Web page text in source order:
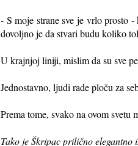
- S moje strane sve je vrlo prosto -
dovoljno je da stvari budu koliko
U krajnjoj liniji, mislim da su sve
Jednostavno, ljudi rade ploču za
Prema tome, svako na ovom
Tako je Škripac prilično elegantno